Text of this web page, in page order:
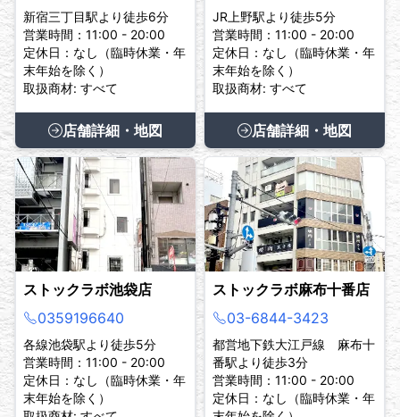
新宿三丁目駅より徒歩6分
営業時間：11:00 - 20:00
定休日：なし（臨時休業・年
末年始を除く）
取扱商材: すべて
店舗詳細・地図
JR上野駅より徒歩5分
営業時間：11:00 - 20:00
定休日：なし（臨時休業・年
末年始を除く）
取扱商材: すべて
店舗詳細・地図
ストックラボ池袋店
0359196640
各線池袋駅より徒歩5分
営業時間：11:00 - 20:00
定休日：なし（臨時休業・年
末年始を除く）
ストックラボ麻布十番店
03-6844-3423
都営地下鉄大江戸線 麻布十
番駅より徒歩3分
営業時間：11:00 - 20:00
定休日：なし（臨時休業・年